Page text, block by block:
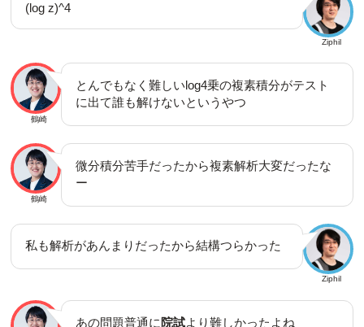
Ziphil
(log z)^4
鶴崎
とんでもなく難しいlog4乗の複素積分がテスト
に出て誰も解けないというやつ
鶴崎
微分積分苦手だったから複素解析大変だったな
ー
Ziphil
私も解析があんまりだったから結構つらかった
あの問題普通に 院試より難しかったよね